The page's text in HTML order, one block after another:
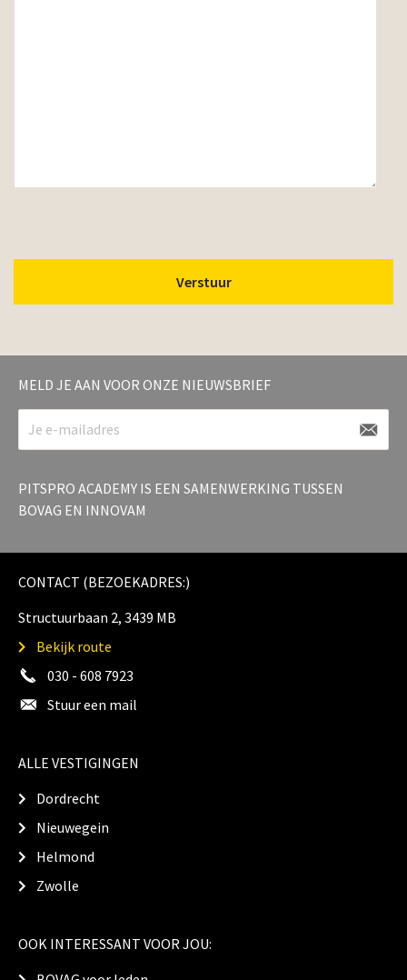
MELD JE AAN VOOR ONZE NIEUWSBRIEF
PITSPRO ACADEMY IS EEN SAMENWERKING TUSSEN
BOVAG EN INNOVAM
CONTACT (BEZOEKADRES:)
Structuurbaan 2, 3439 MB
Bekijk route
030 - 608 7923
Stuur een mail
ALLE VESTIGINGEN
Dordrecht
Nieuwegein
Helmond
Zwolle
OOK INTERESSANT VOOR JOU: